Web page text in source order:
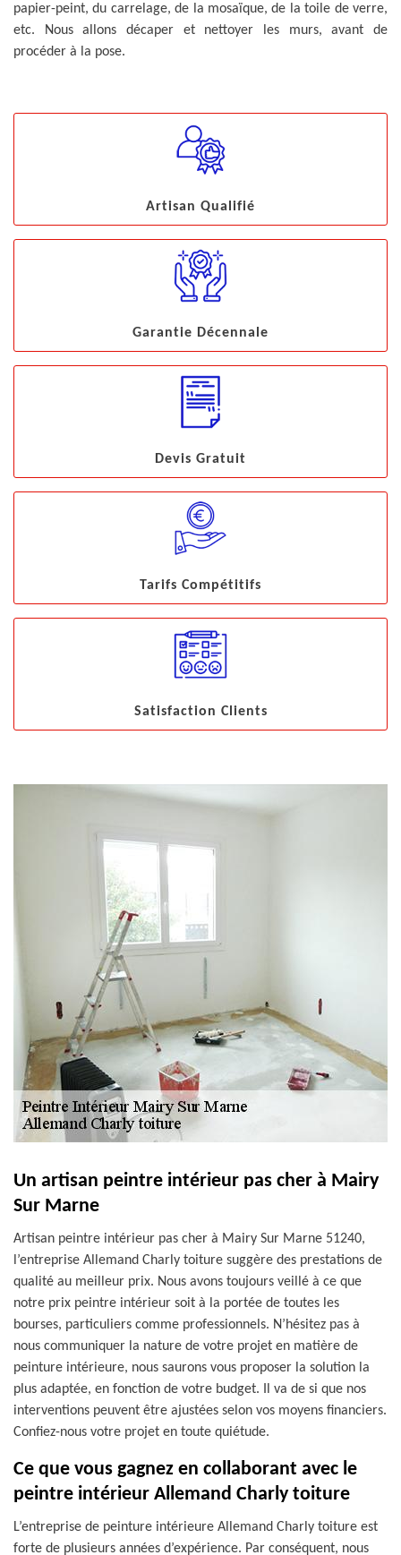
papier-peint, du carrelage, de la mosaïque, de la toile de verre,
etc. Nous allons décaper et nettoyer les murs, avant de
procéder à la pose.
Artisan Qualifié
Garantie Décennale
Devis Gratuit
Tarifs Compétitifs
Satisfaction Clients
Un artisan peintre intérieur pas cher à Mairy
Sur Marne
Artisan peintre intérieur pas cher à Mairy Sur Marne 51240,
l’entreprise Allemand Charly toiture suggère des prestations de
qualité au meilleur prix. Nous avons toujours veillé à ce que
notre prix peintre intérieur soit à la portée de toutes les
bourses, particuliers comme professionnels. N’hésitez pas à
nous communiquer la nature de votre projet en matière de
peinture intérieure, nous saurons vous proposer la solution la
plus adaptée, en fonction de votre budget. Il va de si que nos
interventions peuvent être ajustées selon vos moyens financiers.
Confiez-nous votre projet en toute quiétude.
Ce que vous gagnez en collaborant avec le
peintre intérieur Allemand Charly toiture
L’entreprise de peinture intérieure Allemand Charly toiture est
forte de plusieurs années d’expérience. Par conséquent, nous